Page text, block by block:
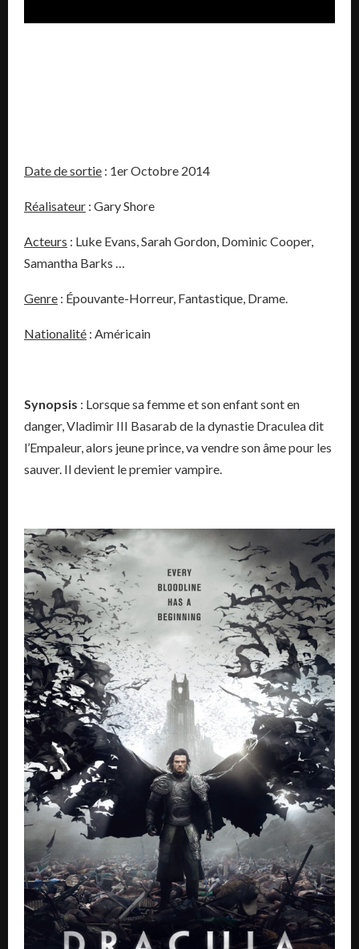
Date de sortie : 1er Octobre 2014
Réalisateur : Gary Shore
Acteurs : Luke Evans, Sarah Gordon, Dominic Cooper,
Samantha Barks …
Genre : Épouvante-Horreur, Fantastique, Drame.
Nationalité : Américain
Synopsis : Lorsque sa femme et son enfant sont en
danger, Vladimir III Basarab de la dynastie Draculea dit
l’Empaleur, alors jeune prince, va vendre son âme pour les
sauver. Il devient le premier vampire.